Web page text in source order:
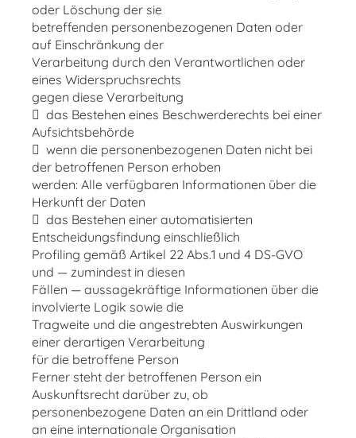
oder Löschung der sie
betreffenden personenbezogenen Daten oder
auf Einschränkung der
Verarbeitung durch den Verantwortlichen oder
eines Widerspruchsrechts
gegen diese Verarbeitung
 das Bestehen eines Beschwerderechts bei einer
Aufsichtsbehörde
 wenn die personenbezogenen Daten nicht bei
der betroffenen Person erhoben
werden: Alle verfügbaren Informationen über die
Herkunft der Daten
 das Bestehen einer automatisierten
Entscheidungsfindung einschließlich
Profiling gemäß Artikel 22 Abs.1 und 4 DS-GVO
und — zumindest in diesen
Fällen — aussagekräftige Informationen über die
involvierte Logik sowie die
Tragweite und die angestrebten Auswirkungen
einer derartigen Verarbeitung
für die betroffene Person
Ferner steht der betroffenen Person ein
Auskunftsrecht darüber zu, ob
personenbezogene Daten an ein Drittland oder
an eine internationale Organisation